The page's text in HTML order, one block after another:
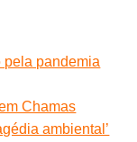
pela pandemia
Chamas
ambiental’